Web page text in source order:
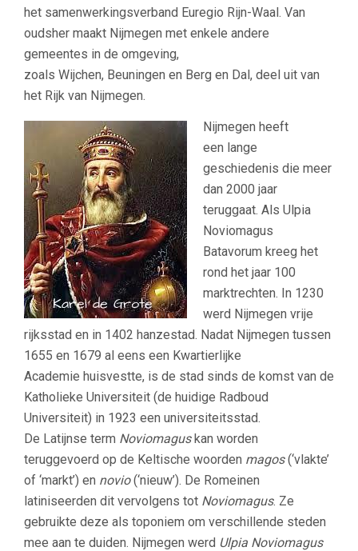
het samenwerkingsverband Euregio Rijn-Waal. Van
oudsher maakt Nijmegen met enkele andere
gemeentes in de omgeving,
zoals Wijchen, Beuningen en Berg en Dal, deel uit van
het Rijk van Nijmegen.
Nijmegen heeft
een lange
geschiedenis die meer
dan 2000 jaar
teruggaat. Als Ulpia
Noviomagus
Batavorum kreeg het
rond het jaar 100
marktrechten. In 1230
werd Nijmegen vrije
rijksstad en in 1402 hanzestad. Nadat Nijmegen tussen
1655 en 1679 al eens een Kwartierlijke
Academie huisvestte, is de stad sinds de komst van de
Katholieke Universiteit (de huidige Radboud
Universiteit) in 1923 een universiteitsstad.
De Latijnse term Noviomaguskan worden
teruggevoerd op de Keltische woorden magos(‘vlakte’
of ‘markt’) en novio(‘nieuw’). De Romeinen
latiniseerden dit vervolgens tot Noviomagus. Ze
gebruikte deze als toponiem om verschillende steden
mee aan te duiden. Nijmegen werd Ulpia Noviomagus